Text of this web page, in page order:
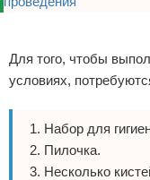
Для того, чтобы
условиях,
Набор для
Пилочка.
Несколько